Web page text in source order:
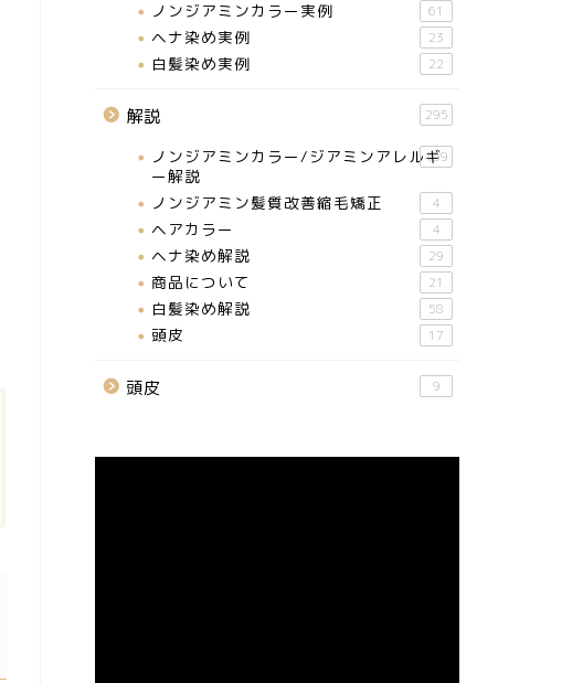
ノンジアミンカラー実例 61
ヘナ染め実例 23
白髪染め実例 22
解説 295
ノンジアミンカラー/ジアミンアレルギ
ー解説
159
ノンジアミン髪質改善縮毛矯正 4
ヘアカラー 4
ヘナ染め解説 29
商品について 21
白髪染め解説 58
頭皮 17
頭皮 9